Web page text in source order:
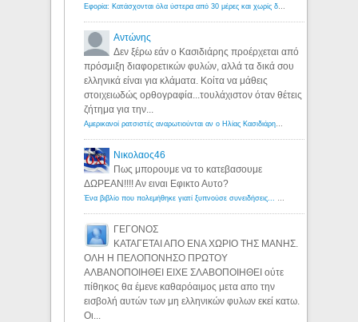
Αντώνης
Δεν ξέρω εάν ο Κασιδιάρης προέρχεται από
πρόσμιξη διαφορετικών φυλών, αλλά τα δικά σου
ελληνικά είναι για κλάματα. Κοίτα να μάθεις
στοιχειωδώς ορθογραφία...τουλάχιστον όταν θέτεις
ζήτημα για την...
Νικολαος46
Πως μπορουμε να το κατεβασουμε
ΔΩΡΕΑΝ!!!! Αν ειναι Εφικτο Αυτο?
ΓΕΓΟΝΟΣ
ΚΑΤΑΓΕΤΑΙ ΑΠΟ ΕΝΑ ΧΩΡΙΟ ΤΗΣ ΜΑΝΗΣ.
ΟΛΗ Η ΠΕΛΟΠΟΝΗΣΟ ΠΡΩΤΟΥ
ΑΛΒΑΝΟΠΟΙΗΘΕΙ ΕΙΧΕ ΣΛΑΒΟΠΟΙΗΘΕΙ ούτε
πίθηκος θα έμενε καθαρόαιμος μετα απο την
εισβολή αυτών των μη ελληνικών φυλων εκεί κατω.
Οι...